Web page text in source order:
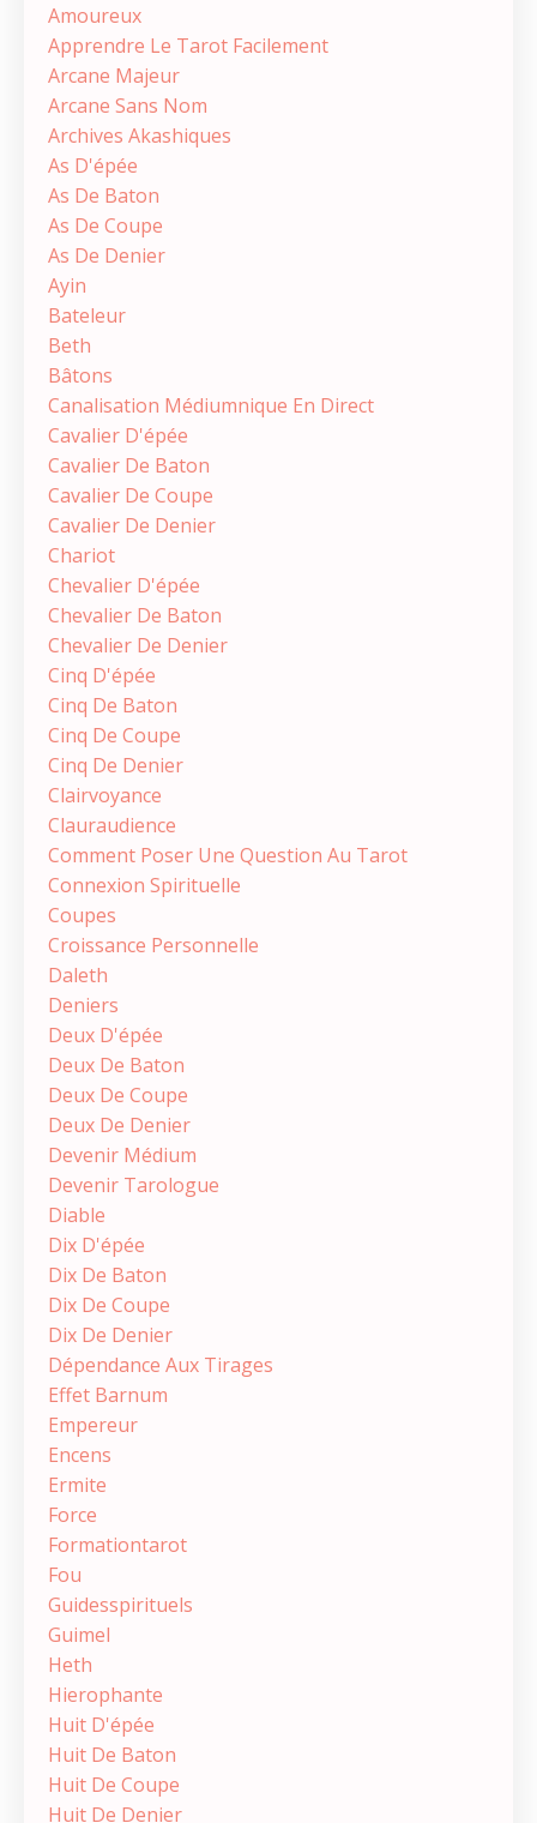
Amoureux
Apprendre Le Tarot Facilement
Arcane Majeur
Arcane Sans Nom
Archives Akashiques
As D'épée
As De Baton
As De Coupe
As De Denier
Ayin
Bateleur
Beth
Bâtons
Canalisation Médiumnique En Direct
Cavalier D'épée
Cavalier De Baton
Cavalier De Coupe
Cavalier De Denier
Chariot
Chevalier D'épée
Chevalier De Baton
Chevalier De Denier
Cinq D'épée
Cinq De Baton
Cinq De Coupe
Cinq De Denier
Clairvoyance
Clauraudience
Comment Poser Une Question Au Tarot
Connexion Spirituelle
Coupes
Croissance Personnelle
Daleth
Deniers
Deux D'épée
Deux De Baton
Deux De Coupe
Deux De Denier
Devenir Médium
Devenir Tarologue
Diable
Dix D'épée
Dix De Baton
Dix De Coupe
Dix De Denier
Dépendance Aux Tirages
Effet Barnum
Empereur
Encens
Ermite
Force
Formationtarot
Fou
Guidesspirituels
Guimel
Heth
Hierophante
Huit D'épée
Huit De Baton
Huit De Coupe
Huit De Denier